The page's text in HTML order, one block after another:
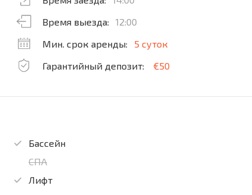
Время выезда:
12:00
Мин. срок аренды:
5 суток
Гарантийный депозит:
€50
Бассейн
СПА
Лифт